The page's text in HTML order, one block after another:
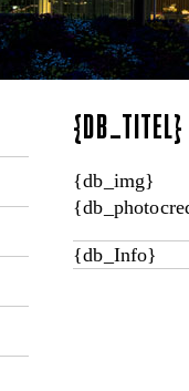
{DB_TITEL}
{db_img}
{db_Info}